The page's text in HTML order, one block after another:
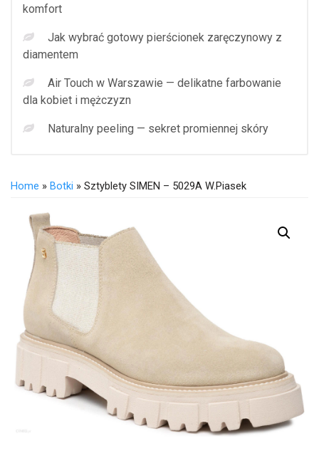
komfort
Jak wybrać gotowy pierścionek zaręczynowy z
diamentem
Air Touch w Warszawie — delikatne farbowanie
dla kobiet i mężczyzn
Naturalny peeling — sekret promiennej skóry
Home » Botki » Sztyblety SIMEN – 5029A W.Piasek